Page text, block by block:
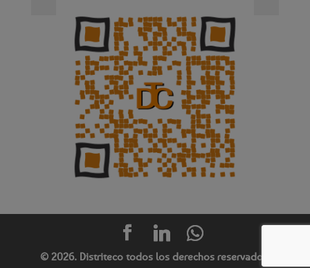
© 2026. Distriteco todos los derechos reservados.